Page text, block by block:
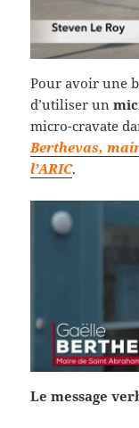
Pour avoir une
d’utiliser un
micro-cravate
Berthevas,
l’ARIC.
Le message